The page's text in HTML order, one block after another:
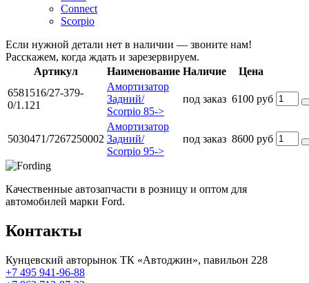
Connect
Scorpio
Если нужной детали нет в наличии — звоните нам!
Расскажем, когда ждать и зарезервируем.
Артикул
Наименование Наличие
Цена
6581516/27-379-
0/1.121
Амортизатор
Задний/
Scorpio 85->
под заказ 6100 руб
5030471/7267250002
Амортизатор
Задний/
Scorpio 95->
под заказ 8600 руб
Качественные автозапчасти в розницу и оптом для
автомобилей марки Ford.
Контакты
Кунцевский авторынок ТК «Автоджин», павильон 228
+7 495 941-96-88